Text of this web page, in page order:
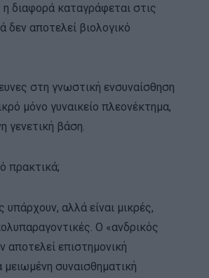
διαφορά καταγράφεται στις
δεν αποτελεί βιολογικό
στη γνωστική ενσυναίσθηση
μόνο γυναικείο πλεονέκτημα,
γενετική βάση.
πρακτικά;
υπάρχουν, αλλά είναι μικρές,
Ο «ανδρικός
αποτελεί επιστημονική
μειωμένη συναισθηματική